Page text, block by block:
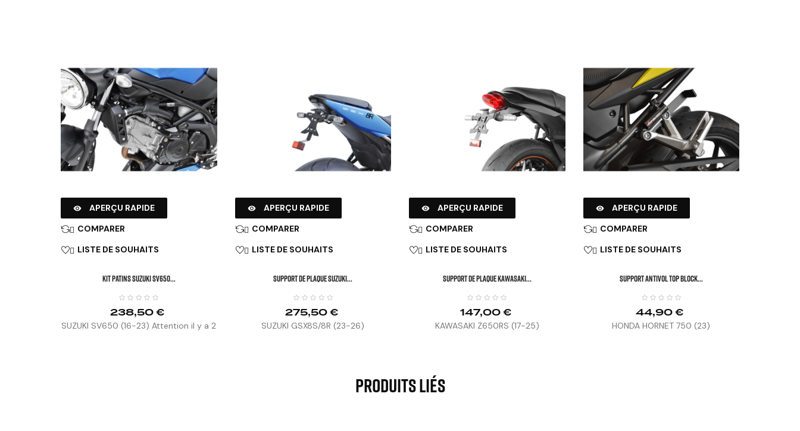
 APERÇU RAPIDE
 COMPARER
 LISTE DE SOUHAITS
KIT PATINS SUZUKI SV650...
238,50 €
SUZUKI SV650 (16-23) Attention il y a 2
 APERÇU RAPIDE
 COMPARER
 LISTE DE SOUHAITS
SUPPORT DE PLAQUE SUZUKI...
275,50 €
SUZUKI GSX8S/8R (23-26)
 APERÇU RAPIDE
 COMPARER
 LISTE DE SOUHAITS
SUPPORT DE PLAQUE KAWASAKI...
147,00 €
KAWASAKI Z650RS (17-25)
 APERÇU RAPIDE
 COMPARER
 LISTE DE SOUHAITS
SUPPORT ANTIVOL TOP BLOCK...
44,90 €
HONDA HORNET 750 (23)
Produits Liés